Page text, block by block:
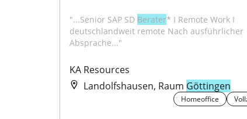
"...Senior SAP SD Berater* I Remote Work I
deutschlandweit remote Nach ausführlicher
Absprache..."
KA Resources
Landolfshausen, Raum Göttingen
Homeoffice